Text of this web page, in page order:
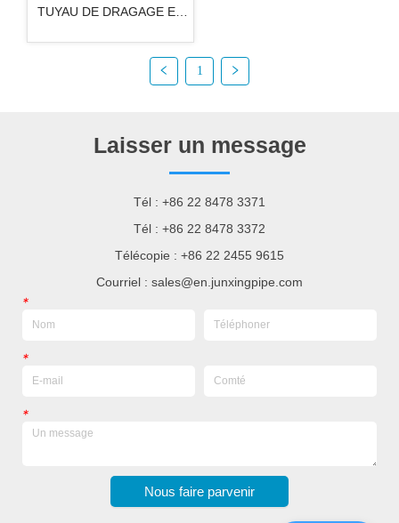
TUYAU DE DRAGAGE EN
1
Laisser un message
Tél : +86 22 8478 3371
Tél : +86 22 8478 3372
Télécopie : +86 22 2455 9615
Courriel : sales@en.junxingpipe.com
*
*
*
Nous faire parvenir